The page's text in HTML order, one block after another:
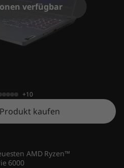
verfügbar
+10
kaufen
AMD Ryzen™
6000